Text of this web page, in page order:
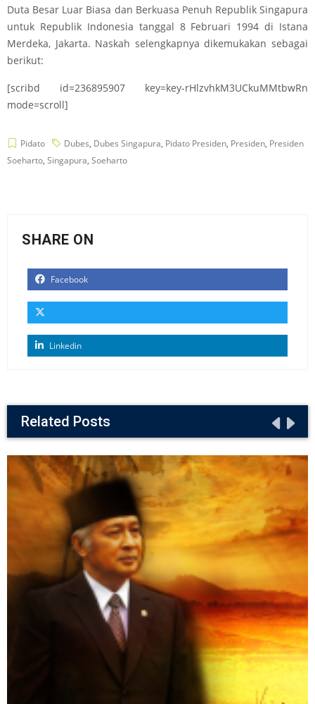
Duta Besar Luar Biasa dan Berkuasa Penuh Republik Singapura
untuk Republik Indonesia tanggal 8 Februari 1994 di Istana
Merdeka, Jakarta. Naskah selengkapnya dikemukakan sebagai
berikut:
[scribd id=236895907 key=key-rHlzvhkM3UCkuMMtbwRn
mode=scroll]
Pidato Dubes, Dubes Singapura, Pidato Presiden, Presiden, Presiden
Soeharto, Singapura, Soeharto
SHARE ON
Facebook
Linkedin
Related Posts